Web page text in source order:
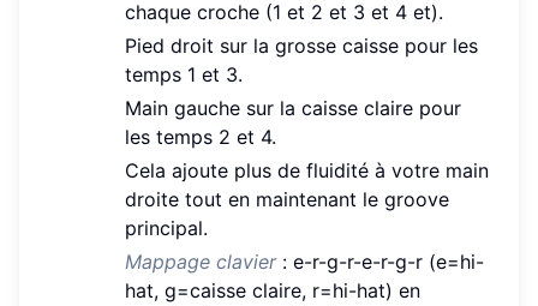
chaque croche (1 et 2 et 3 et 4 et).
Pied droit sur la grosse caisse pour les
temps 1 et 3.
Main gauche sur la caisse claire pour
les temps 2 et 4.
Cela ajoute plus de fluidité à votre main
droite tout en maintenant le groove
principal.
Mappage clavier: e-r-g-r-e-r-g-r (e=hi-
hat, g=caisse claire, r=hi-hat) en